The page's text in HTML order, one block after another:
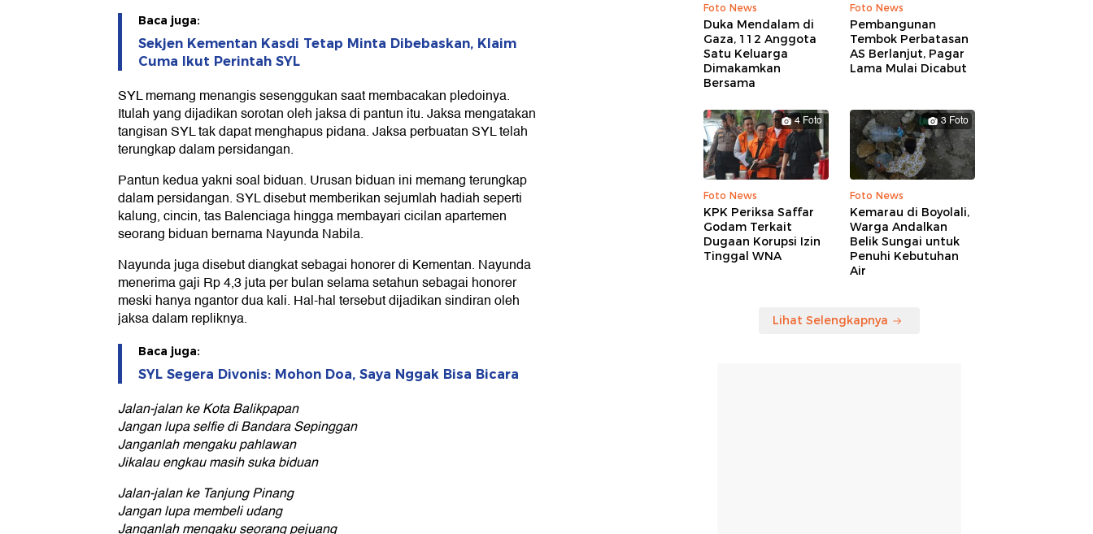
Baca juga:
Sekjen Kementan Kasdi Tetap Minta Dibebaskan, Klaim
Cuma Ikut Perintah SYL
SYL memang menangis sesenggukan saat membacakan pledoinya.
Itulah yang dijadikan sorotan oleh jaksa di pantun itu. Jaksa mengatakan
tangisan SYL tak dapat menghapus pidana. Jaksa perbuatan SYL telah
terungkap dalam persidangan.
Pantun kedua yakni soal biduan. Urusan biduan ini memang terungkap
dalam persidangan. SYL disebut memberikan sejumlah hadiah seperti
kalung, cincin, tas Balenciaga hingga membayari cicilan apartemen
seorang biduan bernama Nayunda Nabila.
Nayunda juga disebut diangkat sebagai honorer di Kementan. Nayunda
menerima gaji Rp 4,3 juta per bulan selama setahun sebagai honorer
meski hanya ngantor dua kali. Hal-hal tersebut dijadikan sindiran oleh
jaksa dalam repliknya.
Baca juga:
SYL Segera Divonis: Mohon Doa, Saya Nggak Bisa Bicara
Jalan-jalan ke Kota Balikpapan
Jangan lupa selfie di Bandara Sepinggan
Janganlah mengaku pahlawan
Jikalau engkau masih suka biduan
Jalan-jalan ke Tanjung Pinang
Jangan lupa membeli udang
Janganlah mengaku seorang pejuang
Foto News
Duka Mendalam di
Gaza, 112 Anggota
Satu Keluarga
Dimakamkan
Bersama
Foto News
Pembangunan
Tembok Perbatasan
AS Berlanjut, Pagar
Lama Mulai Dicabut
4 Foto
Foto News
KPK Periksa Saffar
Godam Terkait
Dugaan Korupsi Izin
Tinggal WNA
3 Foto
Foto News
Kemarau di Boyolali,
Warga Andalkan
Belik Sungai untuk
Penuhi Kebutuhan
Air
Lihat Selengkapnya